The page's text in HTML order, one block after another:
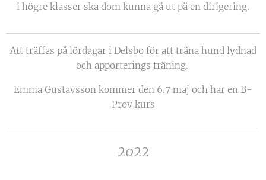
i högre klasser ska dom kunna gå ut på en dirigering.
Att träffas på lördagar i Delsbo för att träna hund lydnad
och apporterings träning.
Emma Gustavsson kommer den 6.7 maj och har en B-
Prov kurs
2022